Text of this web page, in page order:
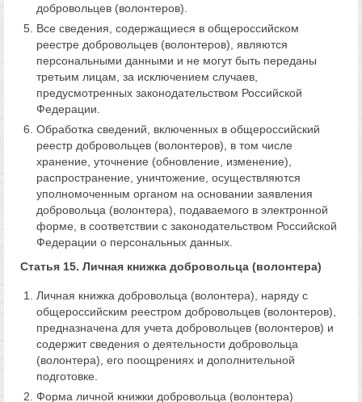
добровольцев (волонтеров).
Все сведения, содержащиеся в общероссийском
реестре добровольцев (волонтеров), являются
персональными данными и не могут быть переданы
третьим лицам, за исключением случаев,
предусмотренных законодательством Российской
Федерации.
Обработка сведений, включенных в общероссийский
реестр добровольцев (волонтеров), в том числе
хранение, уточнение (обновление, изменение),
распространение, уничтожение, осуществляются
уполномоченным органом на основании заявления
добровольца (волонтера), подаваемого в электронной
форме, в соответствии с законодательством Российской
Федерации о персональных данных.
Статья 15. Личная книжка добровольца (волонтера)
Личная книжка добровольца (волонтера), наряду с
общероссийским реестром добровольцев (волонтеров),
предназначена для учета добровольцев (волонтеров) и
содержит сведения о деятельности добровольца
(волонтера), его поощрениях и дополнительной
подготовке.
Форма личной книжки добровольца (волонтера)